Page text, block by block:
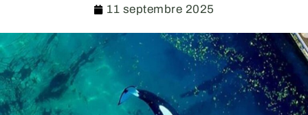
11 septembre 2025